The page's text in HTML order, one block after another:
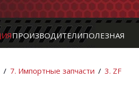
ПРОИЗВОДИТЕЛИПОЛЕЗНАЯ
/ 7. Импортные запчасти / 3. ZF